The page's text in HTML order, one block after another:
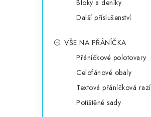
Bloky a deníky
Další příslušenství
VŠE NA PŘÁNÍČKA
Přáníčkové polotovary
Celofánové obaly
Textová přáníčková
Potištěné sady